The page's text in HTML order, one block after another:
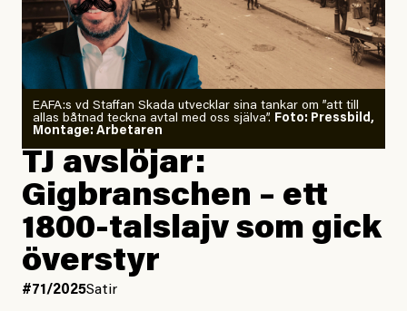
EAFA:s vd Staffan Skada utvecklar sina tankar om ”att till
allas båtnad teckna avtal med oss själva”. Foto: Pressbild,
Montage: Arbetaren
TJ avslöjar:
Gigbranschen – ett
1800-talslajv som gick
överstyr
#71/2025Satir